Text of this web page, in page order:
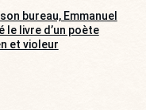
son bureau, Emmanuel
le livre d’un poète
et violeur